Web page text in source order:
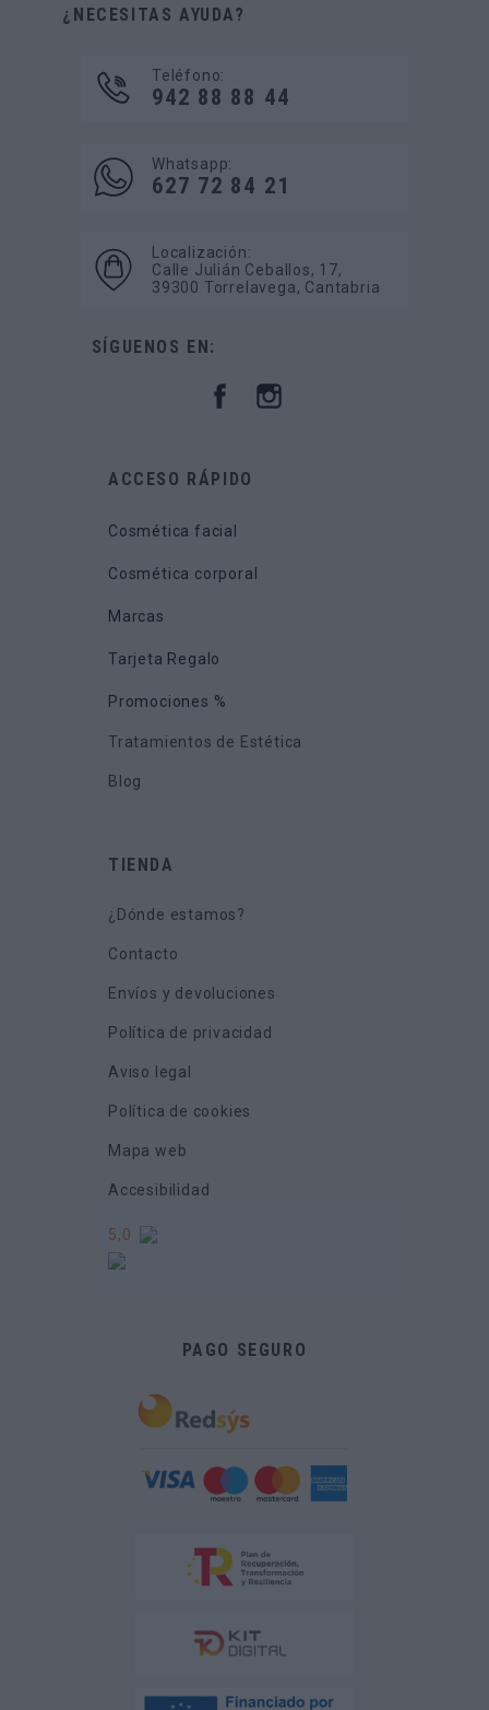
¿NECESITAS AYUDA?
Teléfono:
942 88 88 44
Whatsapp:
627 72 84 21
Localización:
Calle Julián Ceballos, 17,
39300 Torrelavega, Cantabria
SÍGUENOS EN:
ACCESO RÁPIDO
Cosmética facial
Cosmética corporal
Marcas
Tarjeta Regalo
Promociones %
Tratamientos de Estética
Blog
TIENDA
¿Dónde estamos?
Contacto
Envíos y devoluciones
Política de privacidad
Aviso legal
Política de cookies
Mapa web
Accesibilidad
5,0
PAGO SEGURO